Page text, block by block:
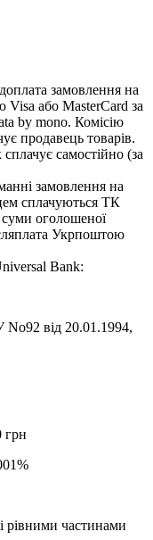
замовлення на
Visa або MasterCard за
by mono. Комісію
продавець товарів.
самостійно (за
замовлення на
сплачуються ТК
оголошеної
Укрпоштою
Bank:
від 20.01.1994,
грн
рівними частинами